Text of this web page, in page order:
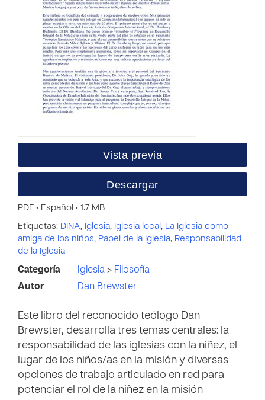
Vista previa
Descargar
PDF • Español • 1.7 MB
Etiquetas: DINA, Iglesia, Iglesia local , La Iglesia como
amiga de los niños, Papel de la Iglesia, Responsabilidad
de la Iglesia
Categoría Iglesia > Filosofía
Autor
Dan Brewster
Este libro del reconocido teólogo Dan
Brewster, desarrolla tres temas centrales: la
responsabilidad de las iglesias con la niñez, el
lugar de los niños/as en la misión y diversas
opciones de trabajo articulado en red para
potenciar el rol de la niñez en la misión